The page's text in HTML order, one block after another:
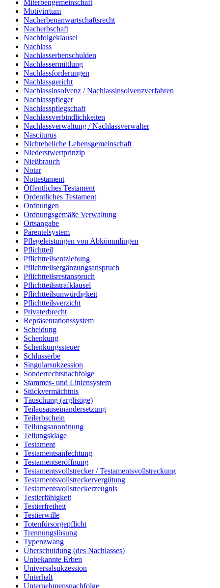
Miterbengemeinschaft
Motivirrtum
Nacherbenanwartschaftsrecht
Nacherbschaft
Nachfolgeklausel
Nachlass
Nachlasserbenschulden
Nachlassermittlung
Nachlassforderungen
Nachlassgericht
Nachlassinsolvenz / Nachlassinsolvenzverfahren
Nachlasspfleger
Nachlasspflegschaft
Nachlassverbindlichkeiten
Nachlassverwaltung / Nachlassverwalter
Nasciturus
Nichteheliche Lebensgemeinschaft
Niederstwertprinzip
Nießbrauch
Notar
Nottestament
Öffentliches Testament
Ordentliches Testament
Ordnungen
Ordnungsgemäße Verwaltung
Ortsangabe
Parentelsystem
Pflegeleistungen von Abkömmlingen
Pflichtteil
Pflichtteilsentziehung
Pflichtteilsergänzungsanspruch
Pflichtteilsrestanspruch
Pflichtteilsstrafklausel
Pflichtteilsunwürdigkeit
Pflichtteilsverzicht
Privaterbrecht
Repräsentationssystem
Scheidung
Schenkung
Schenkungssteuer
Schlusserbe
Singularsukzession
Sonderrechtsnachfolge
Stammes- und Liniensystem
Stückvermächtnis
Täuschung (arglistige)
Teilausauseinandersetzung
Teilerbschein
Teilungsanordnung
Teilungsklage
Testament
Testamentsanfechtung
Testamentseröffnung
Testamentsvollstrecker / Testamentsvollstreckung
Testamentsvollstreckervergütung
Testamentsvollstreckerzeugnis
Testierfähigkeit
Testierfreiheit
Testierwille
Totenfürsorgepflicht
Trennungslösung
Typenzwang
Überschuldung (des Nachlasses)
Unbekannte Erben
Universalsukzession
Unterhalt
Unternehmensnachfolge